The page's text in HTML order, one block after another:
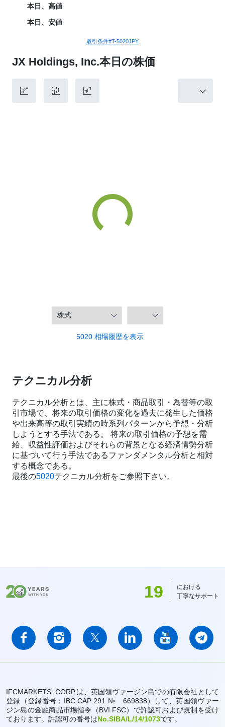
JX Holdings, Inc.本日の株価
5020 相場履歴を表示
本日、高値
本日、安値
取引条件#T-5020JPY
テクニカル分析
テクニカル分析とは、主に株式・商品取引・為替等の取
引市場で、将来の取引価格の変化を過去に発生した価格
や出来高等の取引実績の時系列パターンから予想・分析
しようとする手法である。 将来の取引価格の予想を需
給、収益性評価およびそれらの背景となる経済情勢分析
に基づいて行う手法であるファンダメンタル分析と相対
する概念である。
最後の5020テクニカル分析をご参照下さい。
19
における
丁寧なサポート
IFCMARKETS. CORP.は、英国領ヴァージン島での有限会社として
登録（登録番号：IBC CAP 291 № 669838）して、英国領ヴァー
ジン島の金融商品市場指令（BVI FSC）で許認可および規制を受け
ております。許認可の番号はNo.SIBA/L/14/1073です。